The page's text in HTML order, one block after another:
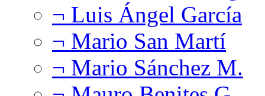
¬ Luis Ángel García
¬ Mario San Martí
¬ Mario Sánchez M.